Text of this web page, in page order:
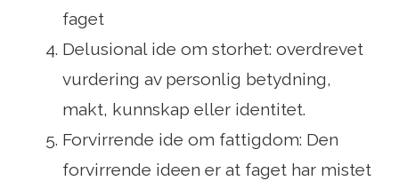
faget
Delusional ide om storhet: overdrevet
vurdering av personlig betydning,
makt, kunnskap eller identitet.
Forvirrende ide om fattigdom: Den
forvirrende ideen er at faget har mistet